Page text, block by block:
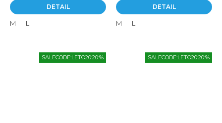
DETAIL
M L
DETAIL
M L
SALECODE:LETO20:20:% SALECODE:LETO20:20:%